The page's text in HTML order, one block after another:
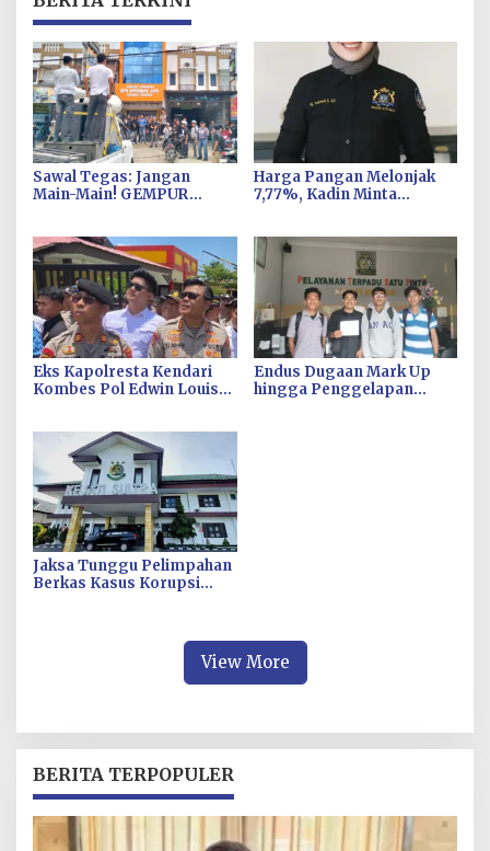
Sawal Tegas: Jangan
Main-Main! GEMPUR
Harga Pangan Melonjak
7,77%, Kadin Minta
di Kolaka
Eks Kapolresta Kendari
Kombes Pol Edwin Louis
Endus Dugaan Mark Up
hingga Penggelapan
Jaksa Tunggu Pelimpahan
Berkas Kasus Korupsi
View More
BERITA TERPOPULER